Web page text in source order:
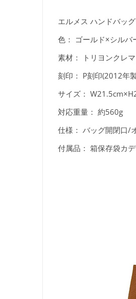
エルメス ハンドバッグ
色： ゴールド×シル
素材：
トリヨンクレ
刻印： P刻印(2012年
サイズ：
対応重量： 約560g
仕様： バッグ開閉口/
付属品： 箱保存袋カ